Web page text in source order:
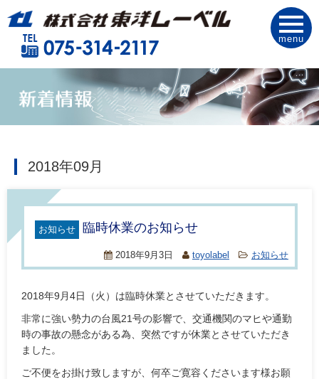
menu
2018年09月
お知らせ 臨時休業のお知らせ
2018年9月3日 toyolabel お知らせ
2018年9月4日（火）は臨時休業とさせていただきます。
非常に強い勢力の台風21号の影響で、交通機関のマヒや通勤
時の事故の懸念がある為、突然ですが休業とさせていただき
ました。
ご不便をお掛け致しますが、何卒ご寛容くださいます様お願